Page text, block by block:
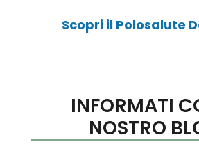
Scopri il Polosalute
INFORMATI
NOSTRO